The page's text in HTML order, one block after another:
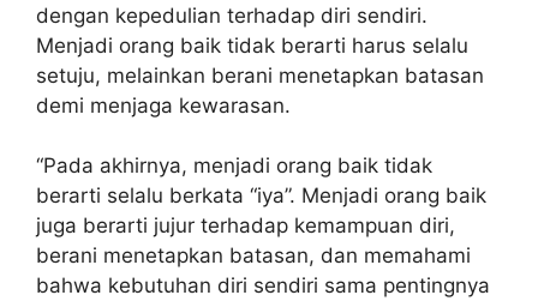
dengan kepedulian terhadap diri sendiri.
Menjadi orang baik tidak berarti harus selalu
setuju, melainkan berani menetapkan batasan
demi menjaga kewarasan.
“Pada akhirnya, menjadi orang baik tidak
berarti selalu berkata “iya”. Menjadi orang baik
juga berarti jujur terhadap kemampuan diri,
berani menetapkan batasan, dan memahami
bahwa kebutuhan diri sendiri sama pentingnya